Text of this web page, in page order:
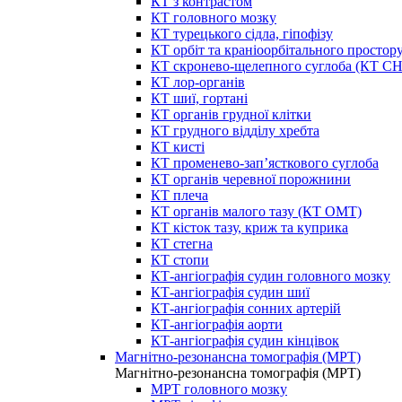
КТ головного мозку
КТ турецького сідла, гіпофізу
КТ орбіт та краніоорбітального
КТ скронево-щелепного суглоба (КТ
КТ лор-органів
КТ шиї, гортані
КТ органів грудної клітки
КТ грудного відділу хребта
КТ кисті
КТ променево-зап’ясткового суглоба
КТ органів черевної порожнини
КТ плеча
КТ органів малого тазу (КТ ОМТ)
КТ кісток тазу, криж та куприка
КТ стегна
КТ стопи
КТ-ангіографія судин головного мозку
КТ-ангіографія судин шиї
КТ-ангіографія сонних артерій
КТ-ангіографія аорти
КТ-ангіографія судин кінцівок
Магнітно-резонансна томографія (МРТ)
Магнітно-резонансна томографія (МРТ)
МРТ головного мозку